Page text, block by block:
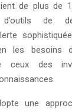
de plus de
d’outils de
les besoins
ceux des
une